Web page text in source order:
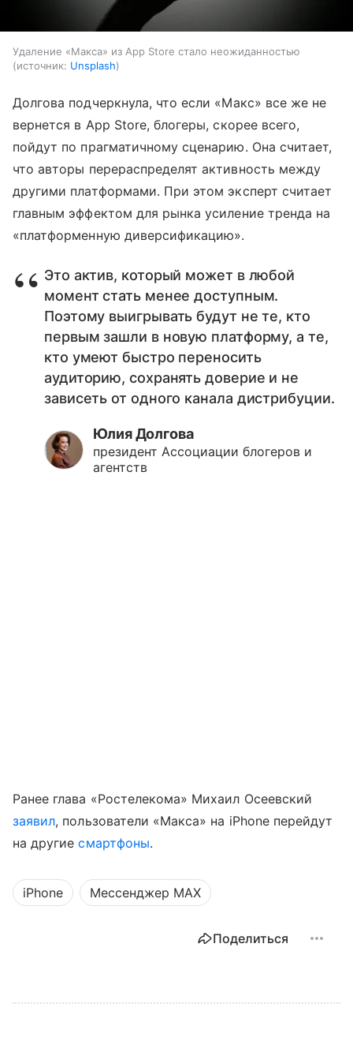
Удаление «Макса» из App Store стало неожиданностью
источник: Unsplash
Долгова подчеркнула, что если «Макс» все же не
вернется в App Store, блогеры, скорее всего,
пойдут по прагматичному сценарию. Она считает,
что авторы перераспределят активность между
другими платформами. При этом эксперт считает
главным эффектом для рынка усиление тренда на
«платформенную диверсификацию».
Это актив, который может в любой
момент стать менее доступным.
Поэтому выигрывать будут не те, кто
первым зашли в новую платформу, а те,
кто умеют быстро переносить
аудиторию, сохранять доверие и не
зависеть от одного канала дистрибуции.
Юлия Долгова
президент Ассоциации блогеров и
агентств
Ранее глава «Ростелекома» Михаил Осеевский
заявил, пользователи «Макса» на iPhone перейдут
на другиесмартфоны.
iPhone Мессенджер MAX
Поделиться